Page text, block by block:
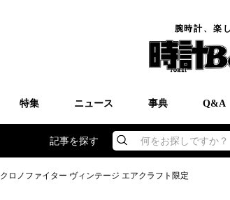
腕時計、楽
特集 ニュース 事典 Q&A
記事を探す 何をお探しですか？
クロノファイター ヴィンテージ エアクラフト限定